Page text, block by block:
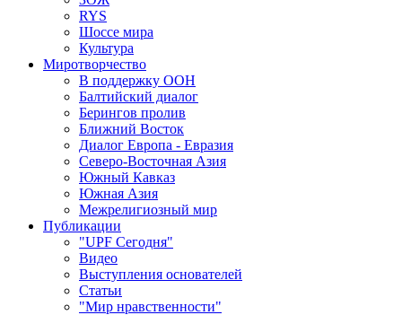
RYS
Шоссе мира
Культура
Миротворчество
В поддержку ООН
Балтийский диалог
Берингов пролив
Ближний Восток
Диалог Европа - Евразия
Северо-Восточная Азия
Южный Кавказ
Южная Азия
Межрелигиозный мир
Публикации
"UPF Сегодня"
Видео
Выступления основателей
Статьи
"Мир нравственности"